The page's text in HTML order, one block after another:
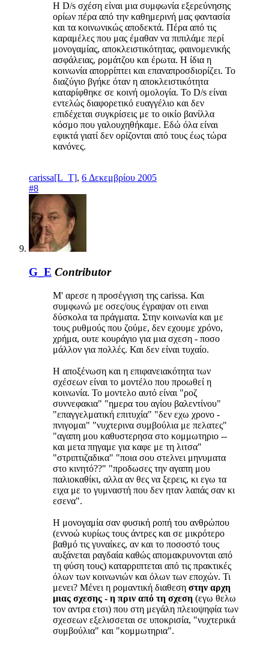
Η D/s σχέση είναι μια συμφωνία εξερεύνησης
ορίων πέρα από την καθημερινή μας φαντασία
και τα κοινωνικώς αποδεκτά. Πέρα από τις
καραμέλες που μας έμαθαν να πιπιλάμε περί
μονογαμίας, αποκλειστικότητας, φαινομενικής
ασφάλειας, ρομάτζου και έρωτα. Η ίδια η
κοινωνία απορρίπτει και επαναπροσδιορίζει. Το
διαζύγιο βγήκε όταν η αποκλειστικότητα
καταρίφθηκε σε κοινή ομολογία. Το D/s είναι
εντελώς διαφορετικό ευαγγέλιο και δεν
επιδέχεται συγκρίσεις με το οικίο βανίλλα
κόσμο που γαλουχηθήκαμε. Εδώ όλα είναι
εφικτά γιατί δεν ορίζονται από τους έως τώρα
κανόνες.
carissa[L_T], 6 Δεκεμβρίου 2005
#8
G_E Contributor
M' αρεσε η προσέγγιση της carissa. Και
συμφωνώ με οσες/ους έγραψαν οτι ειναι
δύσκολα τα πράγματα. Στην κοινωνία και με
τους ρυθμούς που ζούμε, δεν εχουμε χρόνο,
χρήμα, ουτε κουράγιο για μια σχεση - ποσο
μάλλον για πολλές. Και δεν είναι τυχαίο.
Η αποξένωση και η επιφανειακότητα των
σχέσεων είναι το μοντέλο που προωθεί η
κοινωνία. Το μοντελο αυτό είναι "ροζ
συννεφακια" "ημερα του αγίου βαλεντίνου"
"επαγγελματική επιτυχία" "δεν εχω χρονο -
πνιγομαι" "νυχτερινα συμβούλια με πελατες"
"αγαπη μου καθυστερησα στο κομμωτηριο --
και μετα πηγαμε για καφε με τη λιτσα"
"στριπτιζαδικα" "ποια σου στελνει μηνυματα
στο κινητό??" "προδωσες την αγαπη μου
παλιοκαθίκι, αλλα αν θες να ξερεις, κι εγω τα
ειχα με το γυμναστή που δεν ηταν λαπάς σαν κι
εσενα".
Η μονογαμία σαν φυσική ροπή του ανθρώπου
(εννοώ κυρίως τους άντρες και σε μικρότερο
βαθμό τις γυναίκες, αν και το ποσοστό τους
αυξάνεται ραγδαία καθώς απομακρυνονται από
τη φύση τους) καταρριπτεται από τις πρακτικές
όλων των κοινωνιών και όλων των εποχών. Τι
μενει? Μένει η ρομαντική διαθεση στην αρχη
μιας σχεσης - η πριν από τη σχεση (εγω θελω
τον αντρα ετσι) που στη μεγάλη πλειοψηφία των
σχεσεων εξελισσεται σε υποκρισία, "νυχτερικά
συμβούλια" και "κομμωτηρια".